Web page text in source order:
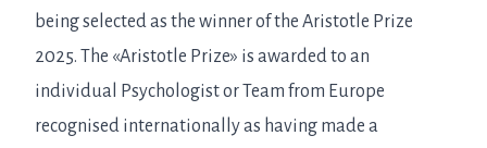
being selected as the winner of the Aristotle Prize
2025. The «Aristotle Prize» is awarded to an
individual Psychologist or Team from Europe
recognised internationally as having made a